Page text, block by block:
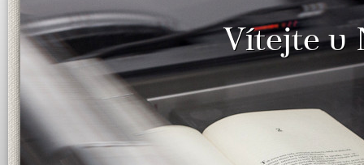
Vítejte v